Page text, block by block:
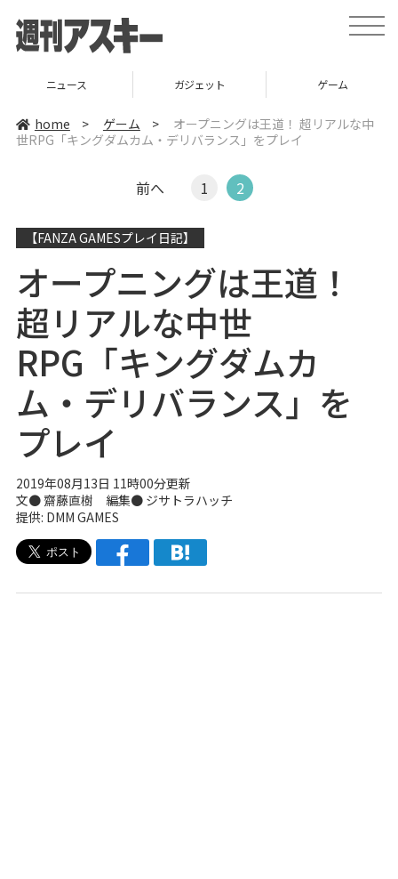
t
o
a
v
ニュース ガジェット ゲーム
home > ゲーム >
オープニングは王道！ 超リアルな中
世RPG「キングダムカム・デリバランス」をプレイ
前へ 1 2
【FANZA GAMESプレイ日記】
オープニングは王道！
超リアルな中世
RPG「キングダムカ
ム・デリバランス」を
プレイ
2019年08月13日 11時00分更新
文● 齋藤直樹 編集● ジサトラハッチ
提供: DMM GAMES